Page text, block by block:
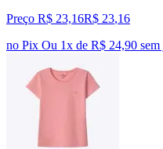
Preço R$ 23,16R$ 23,16
no Pix Ou 1x de R$ 24,90 sem